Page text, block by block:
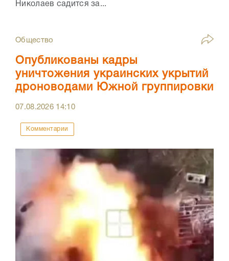
Николаев садится за...
Общество
Опубликованы кадры
уничтожения украинских укрытий
дроноводами Южной группировки
07.08.2026 14:10
Комментарии